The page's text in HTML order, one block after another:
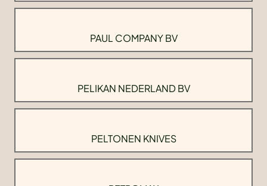
PAUL COMPANY BV
PELIKAN NEDERLAND BV
PELTONEN KNIVES